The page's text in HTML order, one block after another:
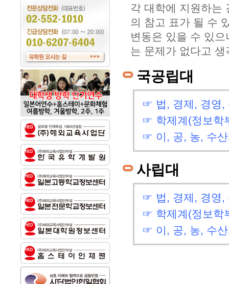
각 대학에 지원하는
의 참고 표가 될 수
변동은 있을 수 있
는 문제가 없다고 생
국공립대
☞ 법, 경제, 경영,
☞ 학제계(정보학
☞ 이, 공, 농, 수
사립대
☞ 법, 경제, 경영,
☞ 학제계(정보학
☞ 이, 공, 농, 수